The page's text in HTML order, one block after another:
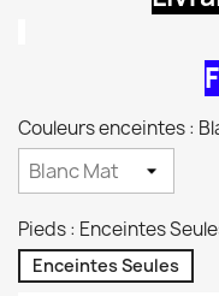
Couleurs enceintes :
Pieds : Enceintes
Enceintes Seules